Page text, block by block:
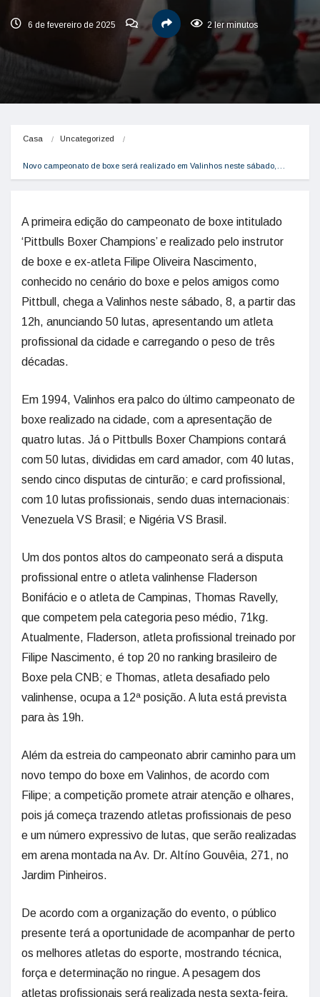
6 de fevereiro de 2025 2 ler minutos
Casa Uncategorized
Novo campeonato de boxe será realizado em Valinhos neste sábado,…
A primeira edição do campeonato de boxe intitulado
‘Pittbulls Boxer Champions’ e realizado pelo instrutor
de boxe e ex-atleta Filipe Oliveira Nascimento,
conhecido no cenário do boxe e pelos amigos como
Pittbull, chega a Valinhos neste sábado, 8, a partir das
12h, anunciando 50 lutas, apresentando um atleta
profissional da cidade e carregando o peso de três
décadas.
Em 1994, Valinhos era palco do último campeonato de
boxe realizado na cidade, com a apresentação de
quatro lutas. Já o Pittbulls Boxer Champions contará
com 50 lutas, divididas em card amador, com 40 lutas,
sendo cinco disputas de cinturão; e card profissional,
com 10 lutas profissionais, sendo duas internacionais:
Venezuela VS Brasil; e Nigéria VS Brasil.
Um dos pontos altos do campeonato será a disputa
profissional entre o atleta valinhense Fladerson
Bonifácio e o atleta de Campinas, Thomas Ravelly,
que competem pela categoria peso médio, 71kg.
Atualmente, Fladerson, atleta profissional treinado por
Filipe Nascimento, é top 20 no ranking brasileiro de
Boxe pela CNB; e Thomas, atleta desafiado pelo
valinhense, ocupa a 12ª posição. A luta está prevista
para às 19h.
Além da estreia do campeonato abrir caminho para um
novo tempo do boxe em Valinhos, de acordo com
Filipe; a competição promete atrair atenção e olhares,
pois já começa trazendo atletas profissionais de peso
e um número expressivo de lutas, que serão realizadas
em arena montada na Av. Dr. Altíno Gouvêia, 271, no
Jardim Pinheiros.
De acordo com a organização do evento, o público
presente terá a oportunidade de acompanhar de perto
os melhores atletas do esporte, mostrando técnica,
força e determinação no ringue. A pesagem dos
atletas profissionais será realizada nesta sexta-feira,